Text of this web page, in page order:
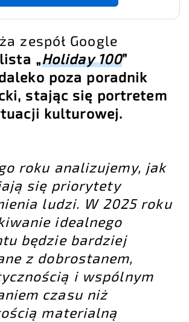
zespół Google
lista „Holiday 100”
poza poradnik
stając się portretem
kulturowej.
roku analizujemy, jak
się priorytety
ludzi. W 2025 roku
idealnego
będzie bardziej
z dobrostanem,
i wspólnym
czasu niż
materialną